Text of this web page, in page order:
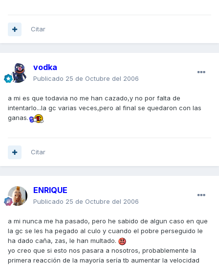
Citar
vodka
Publicado 25 de Octubre del 2006
a mi es que todavia no me han cazado,y no por falta de
intentarlo...la gc varias veces,pero al final se quedaron con las
ganas.
Citar
ENRIQUE
Publicado 25 de Octubre del 2006
a mi nunca me ha pasado, pero he sabido de algun caso en que
la gc se les ha pegado al culo y cuando el pobre perseguido le
ha dado caña, zas, le han multado.
yo creo que si esto nos pasara a nosotros, probablemente la
primera reacción de la mayoría sería tb aumentar la velocidad